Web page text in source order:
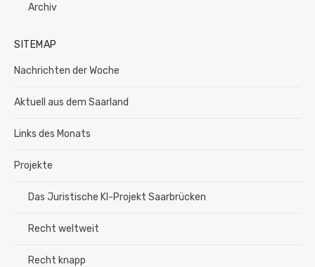
Archiv
SITEMAP
Nachrichten der Woche
Aktuell aus dem Saarland
Links des Monats
Projekte
Das Juristische KI-Projekt Saarbrücken
Recht weltweit
Recht knapp